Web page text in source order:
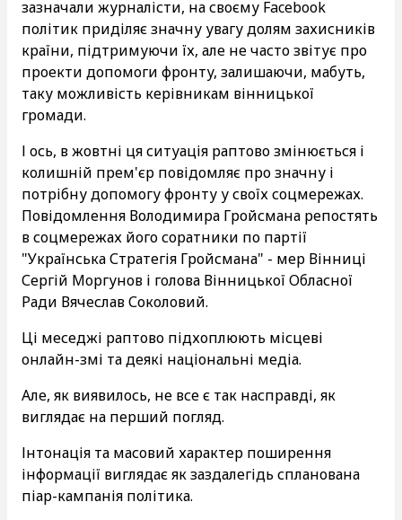
зазначали журналісти, на своєму Facebook
політик приділяє значну увагу долям захисників
країни, підтримуючи їх, але не часто звітує про
проекти допомоги фронту, залишаючи, мабуть,
таку можливість керівникам вінницької
громади.
І ось, в жовтні ця ситуація раптово змінюється і
колишній прем'єр повідомляє про значну і
потрібну допомогу фронту у своїх соцмережах.
Повідомлення Володимира Гройсмана репостять
в соцмережах його соратники по партії
"Українська Стратегія Гройсмана" - мер Вінниці
Сергій Моргунов і голова Вінницької Обласної
Ради Вячеслав Соколовий.
Ці меседжі раптово підхоплюють місцеві
онлайн-змі та деякі національні медіа.
Але, як виявилось, не все є так насправді, як
виглядає на перший погляд.
Інтонація та масовий характер поширення
інформації виглядає як заздалегідь спланована
піар-кампанія політика.